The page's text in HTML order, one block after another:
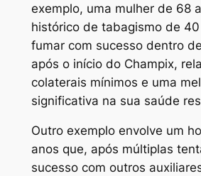
exemplo, uma mulher de 68
histórico de tabagismo de
fumar com sucesso dentro
após o início do Champix,
colaterais mínimos e uma
significativa na sua saúde
Outro exemplo envolve um
anos que, após múltiplas
sucesso com outros